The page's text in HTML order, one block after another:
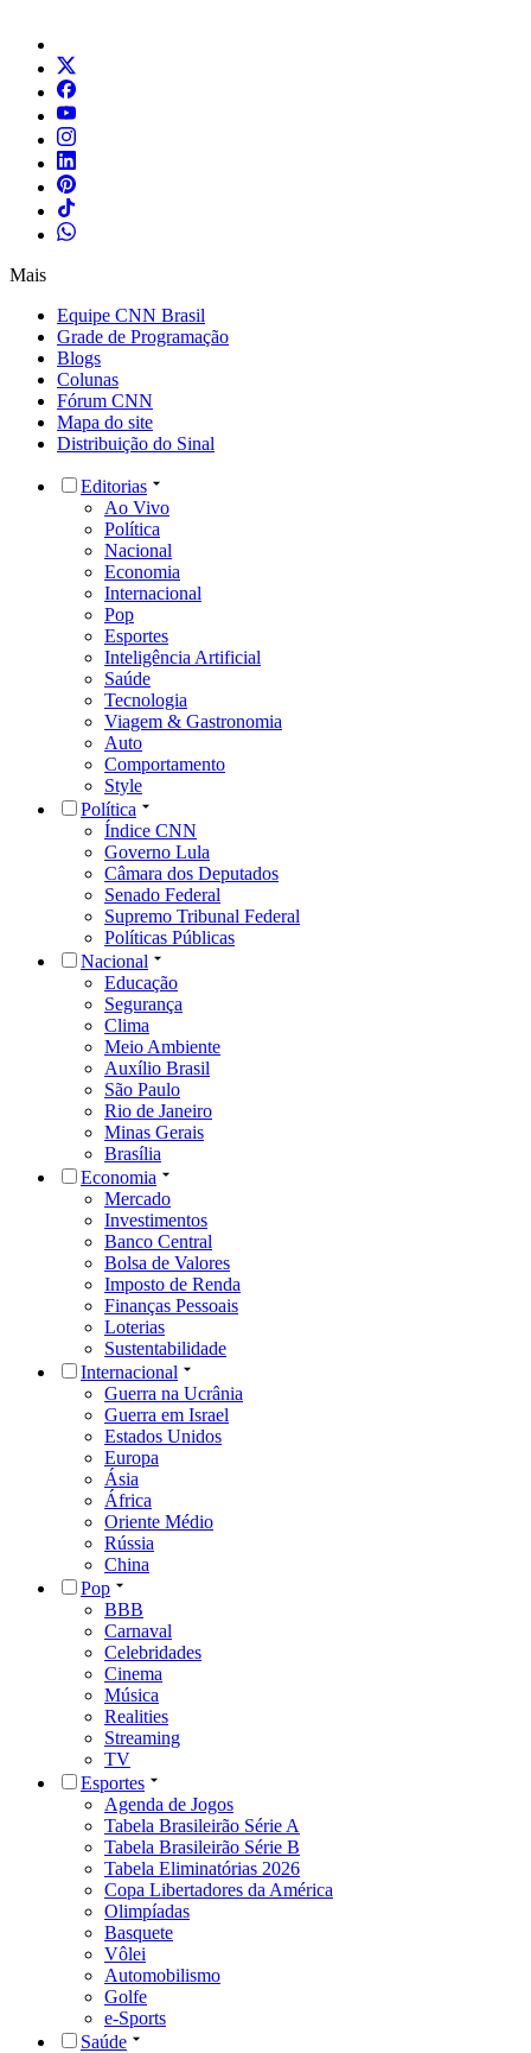
Mais
Equipe CNN Brasil
Grade de Programação
Blogs
Colunas
Fórum CNN
Mapa do site
Distribuição do Sinal
Editorias
Ao Vivo
Política
Nacional
Economia
Internacional
Pop
Esportes
Inteligência Artificial
Saúde
Tecnologia
Viagem & Gastronomia
Auto
Comportamento
Style
Política
Índice CNN
Governo Lula
Câmara dos Deputados
Senado Federal
Supremo Tribunal Federal
Políticas Públicas
Nacional
Educação
Segurança
Clima
Meio Ambiente
Auxílio Brasil
São Paulo
Rio de Janeiro
Minas Gerais
Brasília
Economia
Mercado
Investimentos
Banco Central
Bolsa de Valores
Imposto de Renda
Finanças Pessoais
Loterias
Sustentabilidade
Internacional
Guerra na Ucrânia
Guerra em Israel
Estados Unidos
Europa
Ásia
África
Oriente Médio
Rússia
China
Pop
BBB
Carnaval
Celebridades
Cinema
Música
Realities
Streaming
TV
Esportes
Agenda de Jogos
Tabela Brasileirão Série A
Tabela Brasileirão Série B
Tabela Eliminatórias 2026
Copa Libertadores da América
Olimpíadas
Basquete
Vôlei
Automobilismo
Golfe
e-Sports
Saúde